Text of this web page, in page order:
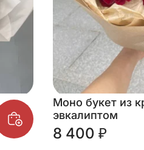
Моно букет из
эвкалиптом
8 400 ₽